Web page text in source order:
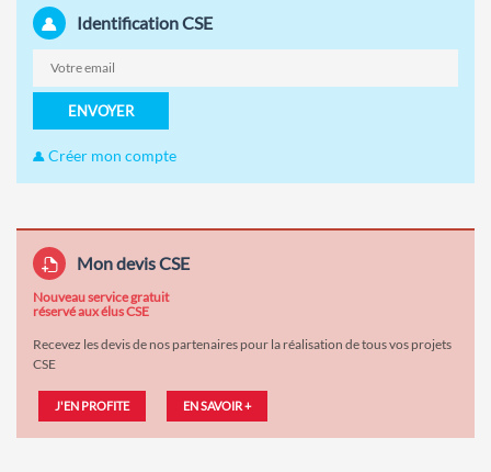
Identification CSE
ENVOYER
Créer mon compte
Mon devis CSE
Nouveau service gratuit
réservé aux élus CSE
Recevez les devis de nos partenaires pour la réalisation de tous vos projets
CSE
J'EN PROFITE EN SAVOIR +